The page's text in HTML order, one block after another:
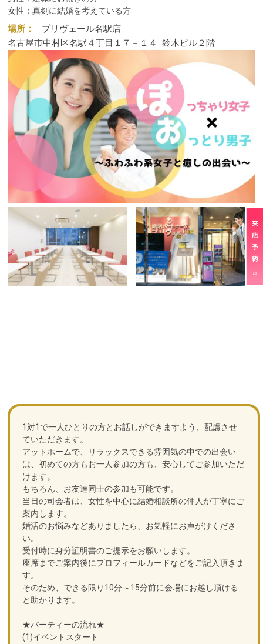
女性：真剣に結婚を考えている方
場所：
プリヴェール名駅店
名古屋市中村区名駅４丁目１７－１４
鈴木ビル２階
1対1で一人ひとりの方とお話しができますよう、配慮させ
ていただきます。
アットホームで、リラックスできる雰囲気の中での出会い
は、初めての方もお一人参加の方も、安心してご参加いただ
けます。
もちろん、お友達同士の参加も可能です。
当日の司会者は、女性を中心に結婚相談所の仲人が丁寧にご
案内します。
婚活のお悩みなどありましたら、お気軽にお声がけくださ
い。
受付時に身分証明書のご提示をお願いします。
座席までご案内後にプロフィールカードなどをご記入頂きま
す。
そのため、できる限り10分～15分前に会場にお越し頂ける
と助かります。
★パーティーの流れ★
(1)イベントスタート